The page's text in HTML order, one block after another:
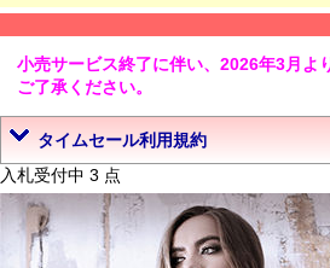
小売サービス終了に伴い、2026年3月よ
ご了承ください。
タイムセール利用規約
入札受付中 3 点